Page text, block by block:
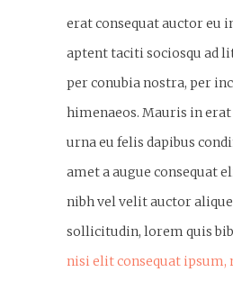
erat consequat auctor eu
aptent taciti sociosqu ad
per conubia nostra, per
himenaeos. Mauris in
urna eu felis dapibus
amet a augue consequat
nibh vel velit auctor
sollicitudin, lorem quis
nisi elit consequat ipsum,